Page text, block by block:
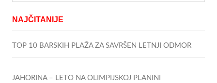
NAJČITANIJE
TOP 10 BARSKIH PLAŽA ZA SAVRŠEN LETNJI ODMOR
JAHORINA – LETO NA OLIMPIJSKOJ PLANINI